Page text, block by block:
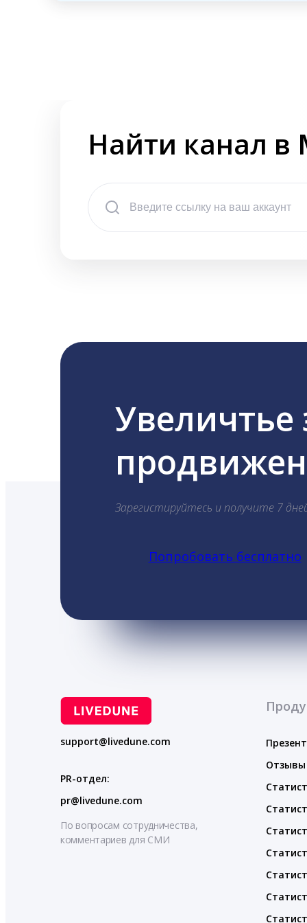
Найти канал в
Увеличтье
Зарегистируйтесь и получите 7
Попробовать бесплатно
support@livedune.com
PR-отдел:
pr@livedune.com
По вопросам сотрудничества,
комментариев для СМИ
Отзывы